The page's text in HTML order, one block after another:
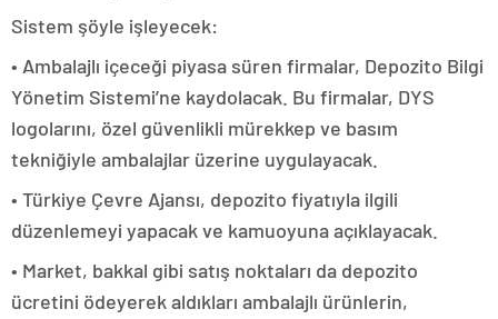
Sistem şöyle işleyecek:
• Ambalajlı içeceği piyasa süren firmalar, Depozito Bilgi
Yönetim Sistemi’ne kaydolacak. Bu firmalar, DYS
logolarını, özel güvenlikli mürekkep ve basım
tekniğiyle ambalajlar üzerine uygulayacak.
• Türkiye Çevre Ajansı, depozito fiyatıyla ilgili
düzenlemeyi yapacak ve kamuoyuna açıklayacak.
• Market, bakkal gibi satış noktaları da depozito
ücretini ödeyerek aldıkları ambalajlı ürünlerin,